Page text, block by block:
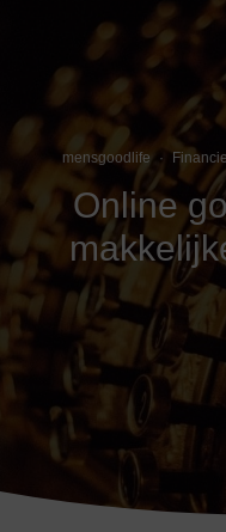
mensgoodlife ·
Online